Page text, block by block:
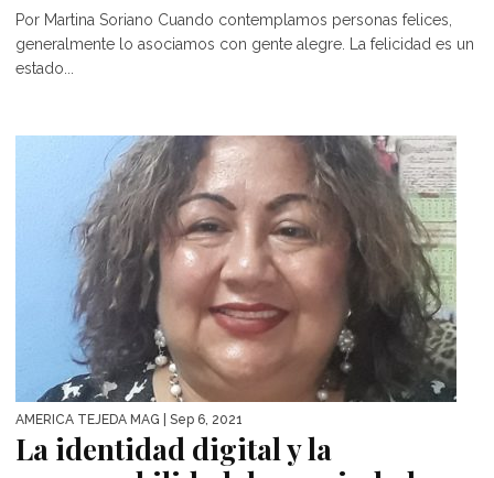
Por Martina Soriano Cuando contemplamos personas felices,
generalmente lo asociamos con gente alegre. La felicidad es un
estado...
AMÉRICA TEJEDA MAG | Sep 6, 2021
La identidad digital y la